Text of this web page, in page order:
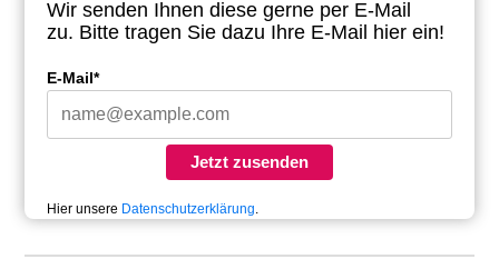
Wir senden Ihnen diese gerne per E-Mail
zu. Bitte tragen Sie dazu Ihre E-Mail hier ein!
E-Mail*
Jetzt zusenden
Hier unsere Datenschutzerklärung.